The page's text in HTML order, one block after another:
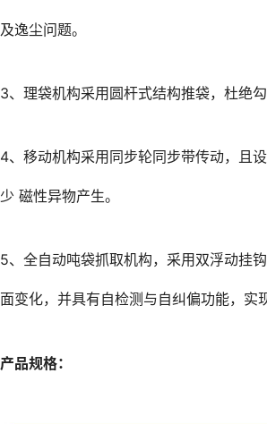
及逸尘问题。
3、理袋机构采用圆杆式结构推袋，杜绝
4、移动机构采用同步轮同步带传动，且
少 磁性异物产生。
5、全自动吨袋抓取机构，采用双浮动挂
面变化，并具有自检测与自纠偏功能，实
产品规格：